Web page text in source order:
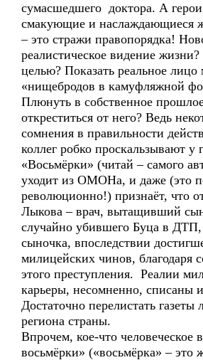
сумасшедшего доктора. А
смакующие и наслаждающиеся
– это стражи правопорядка!
реалистическое видение
целью? Показать реальное
«нищебродов в камуфляжной
Плюнуть в собственное
откреститься от него? Ведь
сомнения в правильности
коллег робко проскальзывают у
«Восьмёрки» (читай – самого
уходит из ОМОНа, и даже (это
революционно!) признаёт, что
Лыкова – врач, вытащивший
случайно убившего Буца в ДТП,
сыночка, впоследствии
милицейских чинов, благодаря
этого преступления. Реалии
карьеры, несомненно, списаны
Достаточно перелистать газеты
региона страны.
Впрочем, кое-что человеческое
восьмёрки» («восьмёрка» – это